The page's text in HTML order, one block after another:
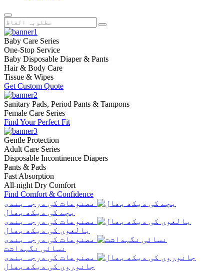
Baby Care Series
One-Stop Service
Baby Disposable Diaper & Pants
Hair & Body Care
Tissue & Wipes
Get Custom Quote
Sanitary Pads, Period Pants & Tampons
Female Care Series
Find Your Perfect Fit
Gentle Protection
Adult Care Series
Disposable Incontinence Diapers
Pants & Pads
Fast Absorption
All-night Dry Comfort
Find Comfort & Confidence
مصنوعات کی درجہ بندی
بچے کی دیکھ بھال
مصنوعات کی درجہ بندی
بالغوں کی دیکھ بھال
مصنوعات کی درجہ بندی
نسائی نگہداشت
مصنوعات کی درجہ بندی
جانوروں کی دیکھ بھال